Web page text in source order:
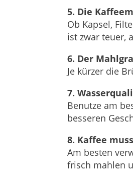
5. Die
Ob Kapsel,
ist zwar teuer,
6. Der
Je kürzer die
7.
Benutze am
besseren
8. Kaffee
Am besten
frisch mahlen